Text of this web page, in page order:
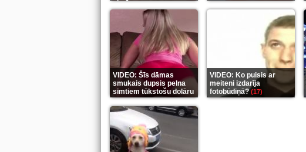
okeānu(5) (6)
VIDEO: Šīs dāmas
smukais dupsis pelna
simtiem tūkstošu dolāru
(9)
VIDEO: Ko puisis ar
meiteni izdarīja
fotobūdiņā?(17)